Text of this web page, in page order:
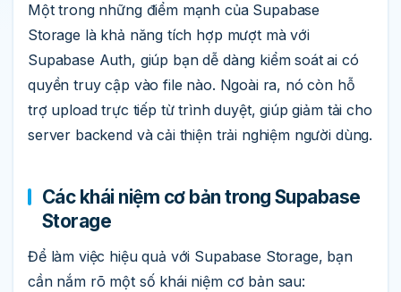
Một trong những điểm mạnh của Supabase
Storage là khả năng tích hợp mượt mà với
Supabase Auth, giúp bạn dễ dàng kiểm soát ai có
quyền truy cập vào file nào. Ngoài ra, nó còn hỗ
trợ upload trực tiếp từ trình duyệt, giúp giảm tải cho
server backend và cải thiện trải nghiệm người dùng.
Các khái niệm cơ bản trong Supabase
Storage
Để làm việc hiệu quả với Supabase Storage, bạn
cần nắm rõ một số khái niệm cơ bản sau: